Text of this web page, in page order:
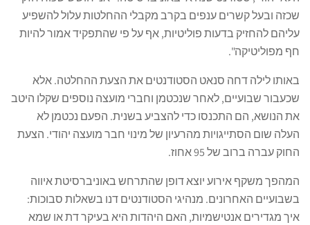
שכזה ובעל קשרים ענפים בקרב מקבלי ההחלטות עלול להשפיע
עליהם להחזיק בדעות פוליטיות, אף על פי שהתפקיד אמור להיות
חף מפוליטיקה".
באותו לילה דחה סנאט הסטודנטים את הצעת ההחלטה. אלא
שכעבור שבועיים, לאחר שנכטמן וחברי מועצה נוספים שקלו היטב
את הנושא, הם התכנסו כדי להצביע בשנית. הפעם נכטמן לא
העלה שום הסתייגויות מהרעיון של מינוי חבר מועצה יהודי. הצעת
החוק עברה ברוב של 95 אחוז.
המהפך משקף אירוע יוצא דופן שהתרחש באוניברסיטת איווה
בשבועיים האחרונים. מנהיגי הסטודנטים דנו בשאלות סבוכות:
איך מגדירים אנטישמיות, האם היהדות היא בעיקר דת או שמא